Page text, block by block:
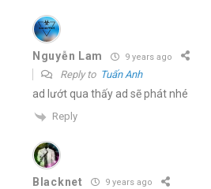
Nguyễn Lam 9 years ago
Reply to Tuấn Anh
ad lướt qua thấy ad sẽ phát nhé
Reply
Blacknet 9 years ago